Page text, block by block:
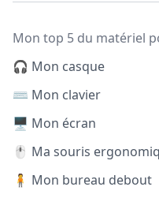
Mon top 5 du matériel
🎧 Mon casque
⌨️ Mon clavier
🖥️ Mon écran
🖱️ Ma souris
🧍 Mon bureau debout